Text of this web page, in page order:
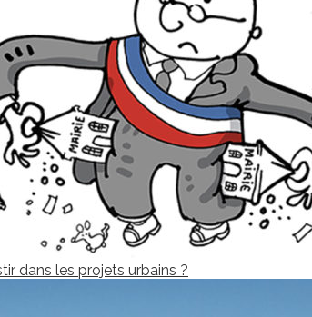
dans les projets urbains ?